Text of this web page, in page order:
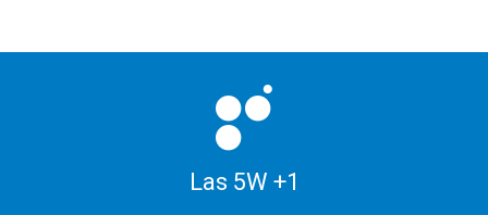
Las 5W +1